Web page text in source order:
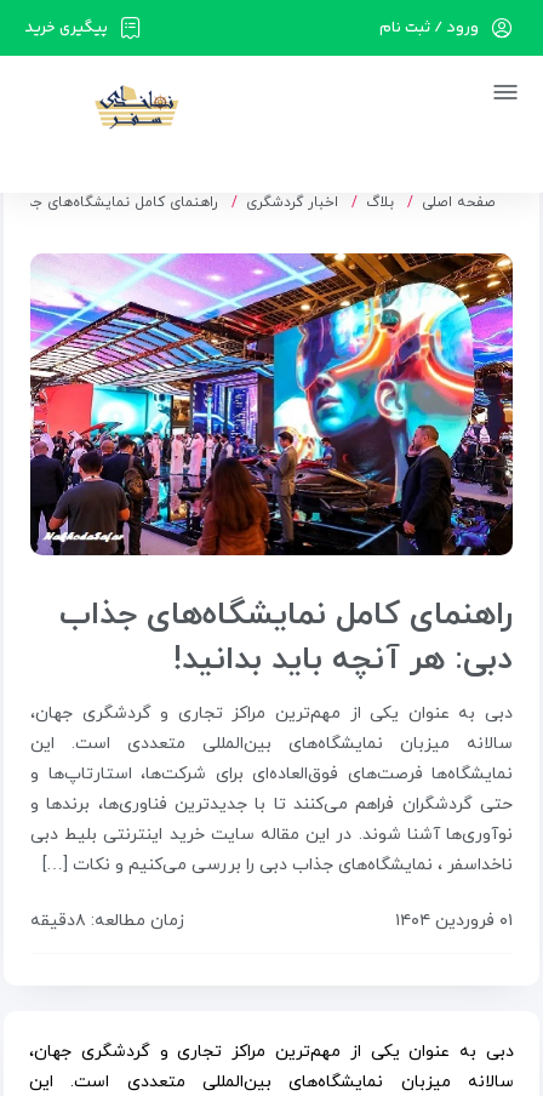
در حال حاضر ارتباط با سرور قطع می باشد لطفا
پیگیری خرید ورود / ثبت نام
صفحه اصلی بلاگ اخبار گردشگری راهنمای کامل نمایشگاه‌های جذاب
راهنمای کامل نمایشگاه‌های جذاب
دبی: هر آنچه باید بدانید!
دبی به عنوان یکی از مهم‌ترین مراکز تجاری و گردشگری جهان،
سالانه میزبان نمایشگاه‌های بین‌المللی متعددی است. این
نمایشگاه‌ها فرصت‌های فوق‌العاده‌ای برای شرکت‌ها، استارتاپ‌ها و
حتی گردشگران فراهم می‌کنند تا با جدیدترین فناوری‌ها، برندها و
نوآوری‌ها آشنا شوند. در این مقاله سایت خرید اینترنتی بلیط دبی
ناخداسفر ، نمایشگاه‌های جذاب دبی را بررسی می‌کنیم و نکات […]
۰۱ فروردین ۱۴۰۴ زمان مطالعه: ۸دقیقه
دبی به عنوان یکی از مهم‌ترین مراکز تجاری و گردشگری جهان،
سالانه میزبان نمایشگاه‌های بین‌المللی متعددی است. این